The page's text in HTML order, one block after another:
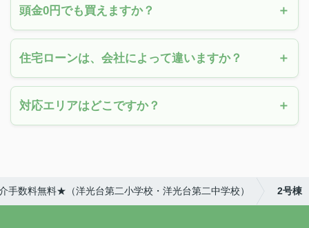
頭金0円でも買えますか？
住宅ローンは、会社によって違いますか？
対応エリアはどこですか？
数料無料★（洋光台第二小学校・洋光台第二中学校） 2号棟